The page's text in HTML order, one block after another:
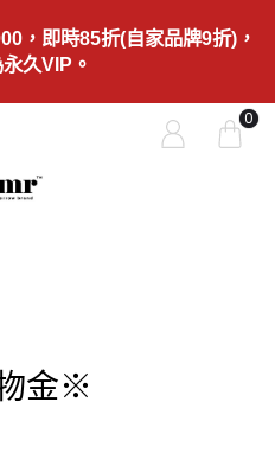
，即時85折(自家品牌9折)，
久VIP。
0
金※